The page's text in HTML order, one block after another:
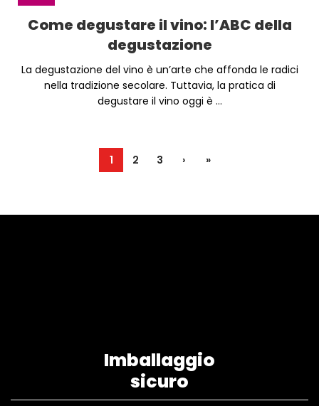
Come degustare il vino: l’ABC della
degustazione
La degustazione del vino è un’arte che affonda le radici
nella tradizione secolare. Tuttavia, la pratica di
degustare il vino oggi è ...
1 2 3 › »
Imballaggio
sicuro